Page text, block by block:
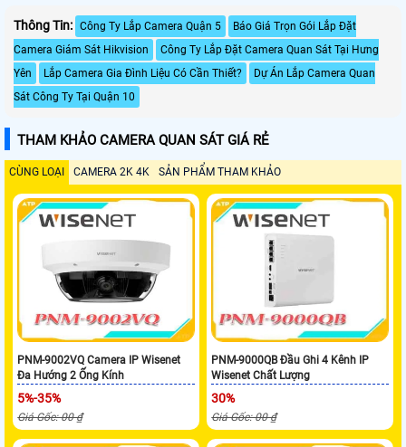
Thông Tin: Công Ty Lắp Camera Quận 5
Báo Giá Trọn Gói Lắp Đặt
Camera Giám Sát Hikvision
Công Ty Lắp Đặt Camera Quan Sát Tại Hưng
Yên
Lắp Camera Gia Đình Liệu Có Cần Thiết?
Dự Án Lắp Camera Quan
Sát Công Ty Tại Quận 10
THAM KHẢO CAMERA QUAN SÁT GIÁ RẺ
CÙNG LOẠI CAMERA 2K 4K SẢN PHẨM THAM KHẢO
PNM-9002VQ Camera IP Wisenet
Đa Hướng 2 Ống Kính
5%-35%
Giá Gốc: 00 ₫
PNM-9000QB Đầu Ghi 4 Kênh IP
Wisenet Chất Lượng
30%
Giá Gốc: 00 ₫